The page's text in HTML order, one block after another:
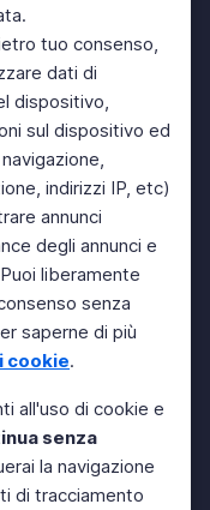
tuo consenso,
dati di
dispositivo,
sul dispositivo ed
indirizzi IP, etc)
annunci
degli annunci e
liberamente
senza
saperne di più
cookie.
all'uso di cookie e
senza
la navigazione
di tracciamento